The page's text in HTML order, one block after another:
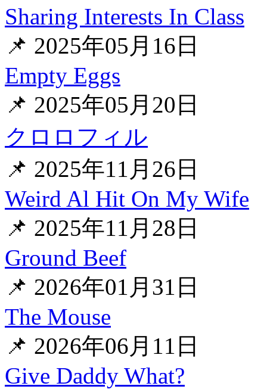
Sharing Interests In Class
📌 2025年05月16日
Empty Eggs
📌 2025年05月20日
クロロフィル
📌 2025年11月26日
Weird Al Hit On My Wife
📌 2025年11月28日
Ground Beef
📌 2026年01月31日
The Mouse
📌 2026年06月11日
Give Daddy What?